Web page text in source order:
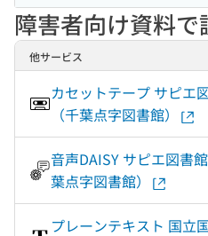
障害者向け資料で
他サービス
カセットテープ サピエ
（千葉点字図書館）
音声DAISY サピエ図書
葉点字図書館）
プレーンテキスト 国立